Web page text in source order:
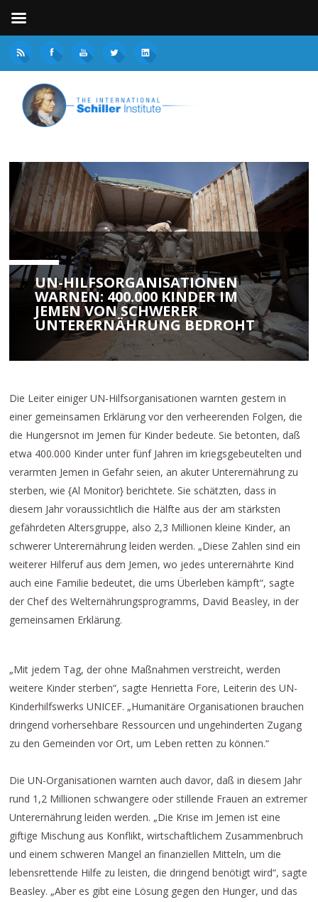
UN-HILFSORGANISATIONEN
WARNEN: 400.000 KINDER IM
JEMEN VON SCHWERER
UNTERERNÄHRUNG BEDROHT
Die Leiter einiger UN-Hilfsorganisationen warnten gestern in
einer gemeinsamen Erklärung vor den verheerenden Folgen, die
die Hungersnot im Jemen für Kinder bedeute. Sie betonten, daß
etwa 400.000 Kinder unter fünf Jahren im kriegsgebeutelten und
verarmten Jemen in Gefahr seien, an akuter Unterernährung zu
sterben, wie {Al Monitor} berichtete. Sie schätzten, dass in
diesem Jahr voraussichtlich die Hälfte aus der am stärksten
gefährdeten Altersgruppe, also 2,3 Millionen kleine Kinder, an
schwerer Unterernährung leiden werden. „Diese Zahlen sind ein
weiterer Hilferuf aus dem Jemen, wo jedes unterernährte Kind
auch eine Familie bedeutet, die ums Überleben kämpft“, sagte
der Chef des Welternährungsprogramms, David Beasley, in der
gemeinsamen Erklärung.
„Mit jedem Tag, der ohne Maßnahmen verstreicht, werden
weitere Kinder sterben“, sagte Henrietta Fore, Leiterin des UN-
Kinderhilfswerks UNICEF. „Humanitäre Organisationen brauchen
dringend vorhersehbare Ressourcen und ungehinderten Zugang
zu den Gemeinden vor Ort, um Leben retten zu können.“
Die UN-Organisationen warnten auch davor, daß in diesem Jahr
rund 1,2 Millionen schwangere oder stillende Frauen an extremer
Unterernährung leiden werden. „Die Krise im Jemen ist eine
giftige Mischung aus Konflikt, wirtschaftlichem Zusammenbruch
und einem schweren Mangel an finanziellen Mitteln, um die
lebensrettende Hilfe zu leisten, die dringend benötigt wird“, sagte
Beasley. „Aber es gibt eine Lösung gegen den Hunger, und das